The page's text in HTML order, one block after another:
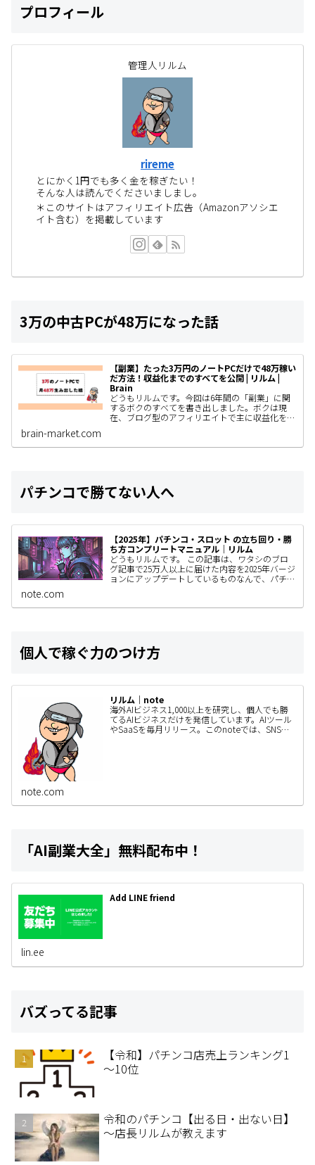
プロフィール
管理人リルム
rireme
とにかく1円でも多く金を稼ぎたい！
そんな人は読んでくださいましまし。
＊このサイトはアフィリエイト広告（Amazonアソシエ
イト含む）を掲載しています
3万の中古PCが48万になった話
【副業】たった3万円のノートPCだけで48万稼い
だ方法！収益化までのすべてを公開 | リルム |
Brain
どうもリルムです。今回は6年間の「副業」に関
するボクのすべてを書き出しました。ボクは現
在、ブログ型のアフィリエイトで主に収益化をし
brain-market.com
パチンコで勝てない人へ
【2025年】パチンコ・スロット の立ち回り・勝
ち方コンプリートマニュアル｜リルム
どうもリルムです。 この記事は、ワタシのブロ
グ記事で25万人以上に届けた内容を2025年バージ
ョンにアップデートしているものなんで、パチン
note.com
個人で稼ぐ力のつけ方
リルム｜note
海外AIビジネス1,000以上を研究し、個人でも勝
てるAIビジネスだけを発信しています。AIツール
やSaaSを毎月リリース。このnoteでは、SNSで
note.com
「AI副業大全」無料配布中！
Add LINE friend
lin.ee
バズってる記事
【令和】パチンコ店売上ランキング1
～10位
令和のパチンコ【出る日・出ない日】
～店長リルムが教えます